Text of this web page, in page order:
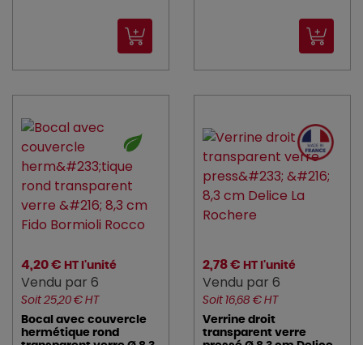
4,20 € HT l'unité
Vendu par 6
Soit 25,20 € HT
Bocal avec couvercle
hermétique rond
2,78 € HT l'unité
Vendu par 6
Soit 16,68 € HT
Verrine droit
transparent verre